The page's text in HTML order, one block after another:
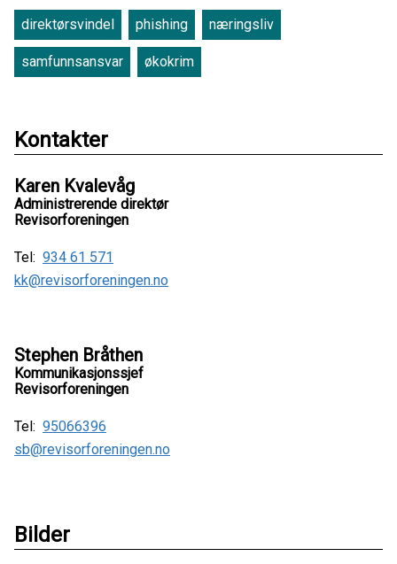
direktørsvindel phishing næringsliv
samfunnsansvar økokrim
Kontakter
Karen Kvalevåg
Administrerende direktør
Revisorforeningen
Tel: 934 61 571
kk@revisorforeningen.no
Stephen Bråthen
Kommunikasjonssjef
Revisorforeningen
Tel: 95066396
sb@revisorforeningen.no
Bilder